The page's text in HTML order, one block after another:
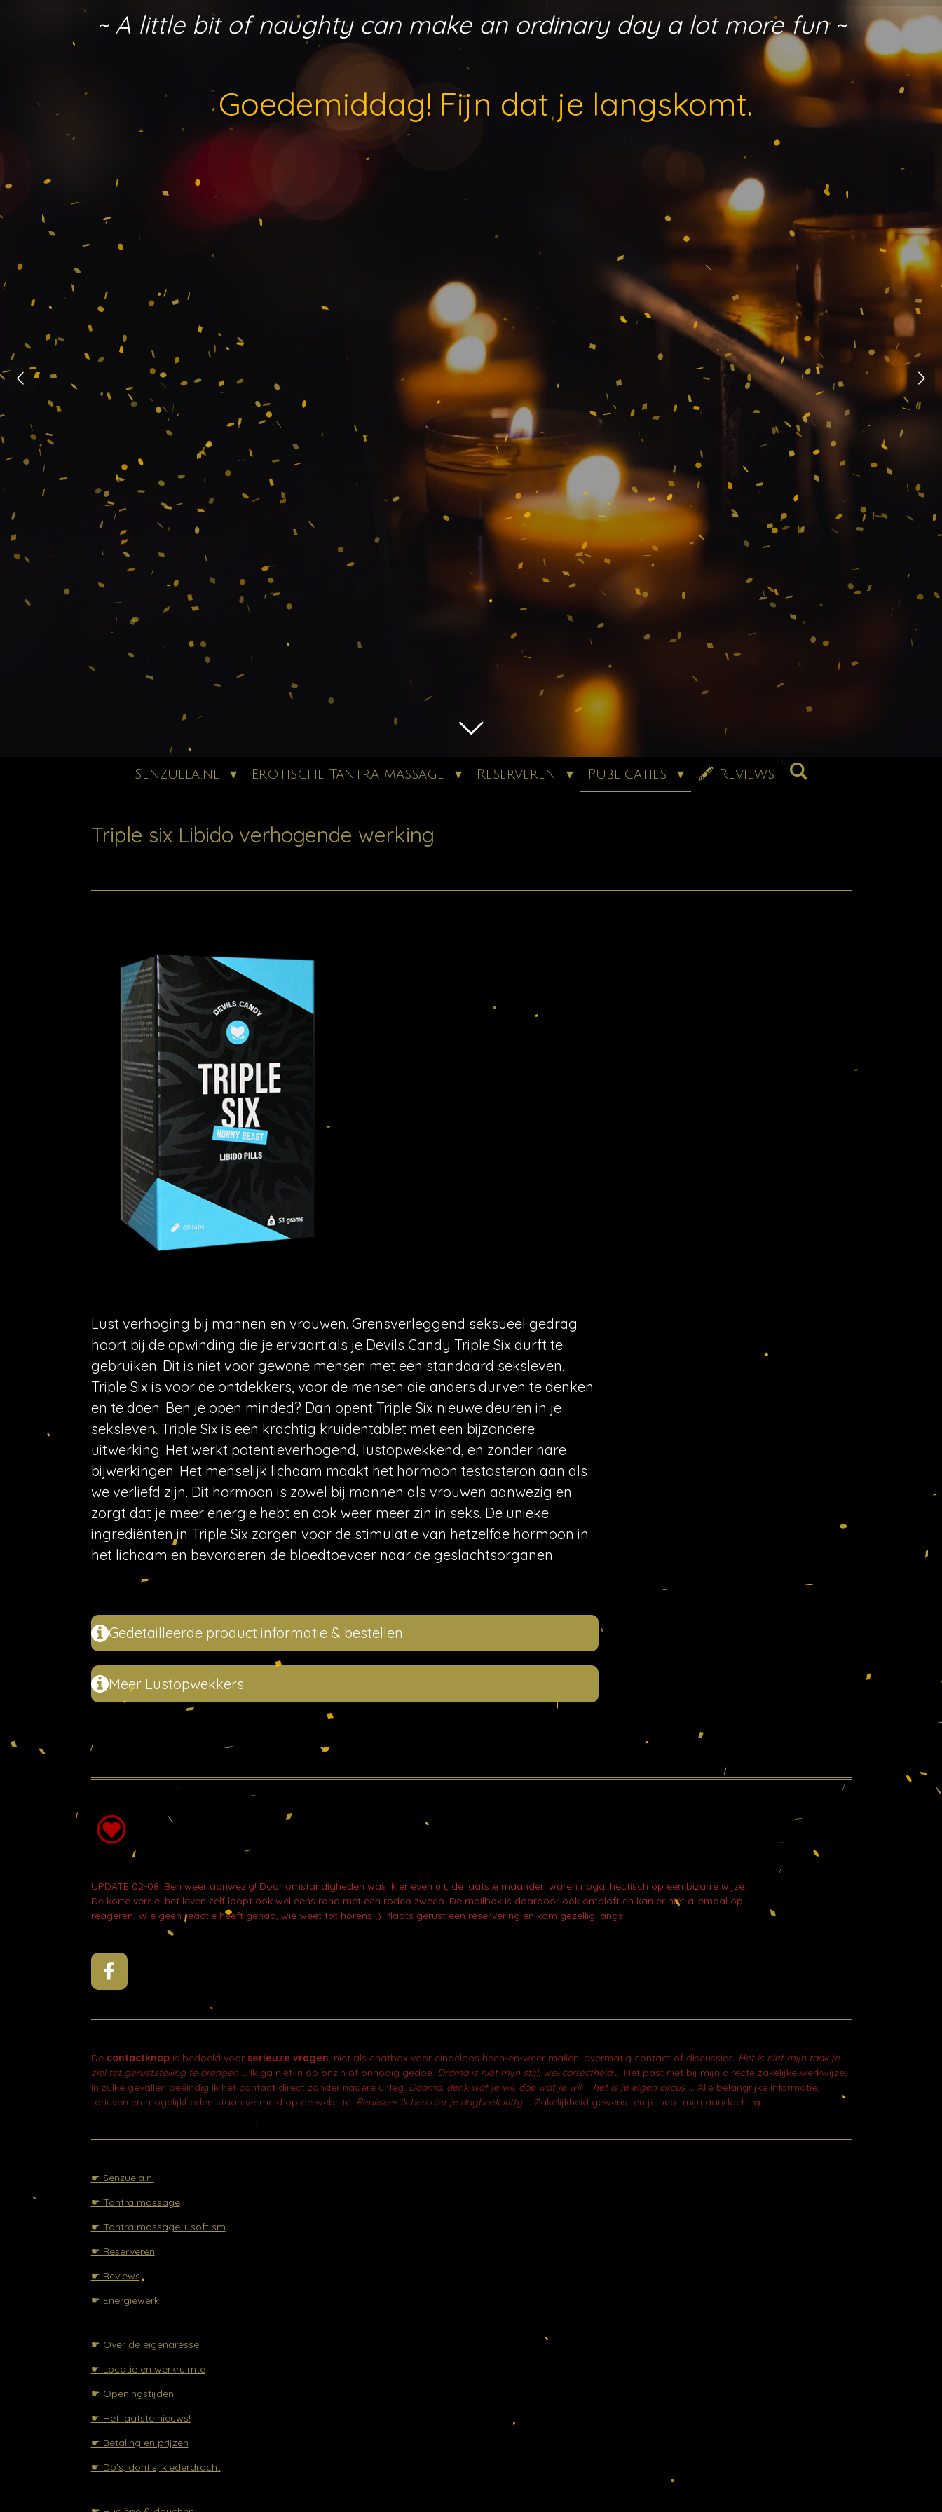
hoofdinhoud
~ A little bit of naughty can make an ordinary day a lot more fun ~
Senzuela.nl Erotische Tantra massage Reserveren Publicaties 🖋 Reviews
Triple six Libido verhogende werking
Lust verhoging bij mannen en vrouwen. Grensverleggend seksueel gedrag
hoort bij de opwinding die je ervaart als je Devils Candy Triple Six durft te
gebruiken. Dit is niet voor gewone mensen met een standaard seksleven.
Triple Six is voor de ontdekkers, voor de mensen die anders durven te denken
en te doen. Ben je open minded? Dan opent Triple Six nieuwe deuren in je
seksleven. Triple Six is een krachtig kruidentablet met een bijzondere
uitwerking. Het werkt potentieverhogend, lustopwekkend, en zonder nare
bijwerkingen. Het menselijk lichaam maakt het hormoon testosteron aan als
we verliefd zijn. Dit hormoon is zowel bij mannen als vrouwen aanwezig en
zorgt dat je meer energie hebt en ook weer meer zin in seks. De unieke
ingrediënten in Triple Six zorgen voor de stimulatie van hetzelfde hormoon in
het lichaam en bevorderen de bloedtoevoer naar de geslachtsorganen.
Gedetailleerde product informatie & bestellen
Meer Lustopwekkers
UPDATE 02-08: Ben weer aanwezig! Door omstandigheden was ik er even uit, de laatste maanden waren nogal hectisch op een bizarre wijze.
De korte versie: het leven zelf loopt ook wel eens rond met een rodeo zweep. De mailbox is daardoor ook ontploft en kan er niet allemaal op
reageren. Wie geen reactie heeft gehad, wie weet tot horens ;) Plaats gerust een reservering en kom gezellig langs!
F
a
o
o
k
De contactknop is bedoeld voor serieuze vragen, niet als chatbox voor eindeloos heen-en-weer mailen, overmatig contact of discussies. Het is niet mijn taak je
ziel tot geruststelling te brengen ... Ik ga niet in op onzin of onnodig gedoe. Drama is niet mijn stijl, wel correctheid ... Het past niet bij mijn directe zakelijke werkwijze;
in zulke gevallen beëindig ik het contact direct zonder nadere uitleg. Daarna, denk wat je wil, doe wat je wil ... het is je eigen circus ... Alle belangrijke informatie,
tarieven en mogelijkheden staan vermeld op de website. Realiseer ik ben niet je dagboek kitty ... Zakelijkheid gewenst en je hebt mijn aandacht ఇ
☛ Senzuela.nl
☛ Tantra massage
☛ Tantra massage + soft sm
☛ Reserveren
☛ Reviews
☛ Energiewerk
☛ Over de eigenaresse
☛ Locatie en werkruimte
☛ Openingstijden
☛ Het laatste nieuws!
☛ Betaling en prijzen
☛ Do's, dont's, klederdracht